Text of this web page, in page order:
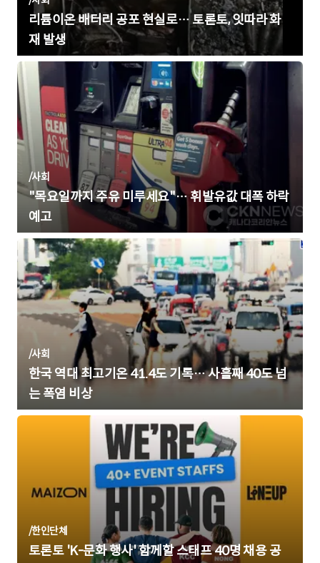
리튬이온 배터리 공포 현실로… 토론토, 잇따라 화
재 발생
/사회
"목요일까지 주유 미루세요"… 휘발유값 대폭 하락
예고
/사회
한국 역대 최고기온 41.4도 기록… 사흘째 40도 넘
는 폭염 비상
/한인단체
토론토 'K-문화 행사' 함께할 스태프 40명 채용 공